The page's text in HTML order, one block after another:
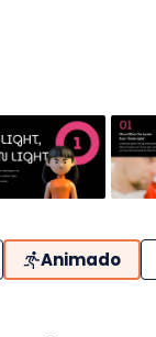
Animado